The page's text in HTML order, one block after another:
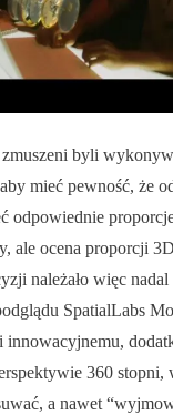
zmuszeni byli
mieć pewność, że
odpowiednie
ale ocena proporcji
należało więc
SpatialLabs
innowacyjnemu,
360 stopni,
a nawet